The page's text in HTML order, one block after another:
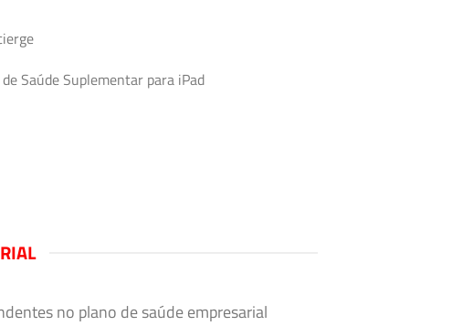
Saúde Suplementar para iPad
no plano de saúde empresarial